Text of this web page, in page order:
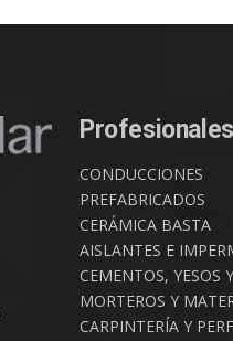
Profesionales
CONDUCCIONES
PREFABRICADOS
CERÁMICA BASTA
AISLANTES E
CEMENTOS, YESOS
MORTEROS Y
CARPINTERÍA Y